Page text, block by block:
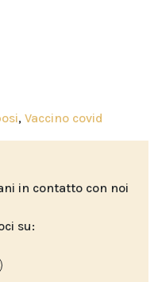
, Vaccino covid
in contatto con noi
su: